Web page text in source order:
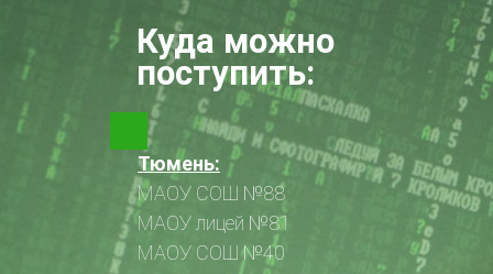
Тюмень:
МАОУ СОШ №88
МАОУ лицей №81
МАОУ СОШ №40
Куда можно
поступить: